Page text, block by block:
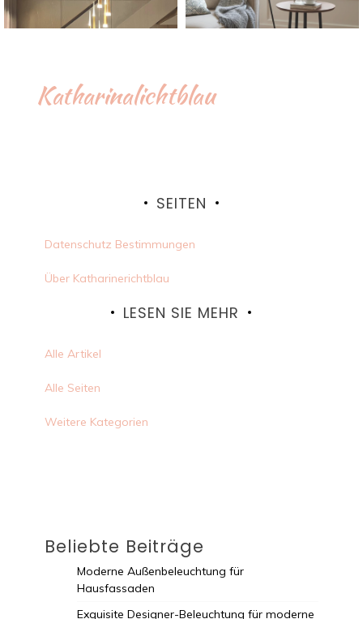
Katharinalichtblau
SEITEN
Datenschutz Bestimmungen
Über Katharinerichtblau
LESEN SIE MEHR
Alle Artikel
Alle Seiten
Weitere Kategorien
Beliebte Beiträge
Moderne Außenbeleuchtung für
Hausfassaden
Exquisite Designer-Beleuchtung für moderne